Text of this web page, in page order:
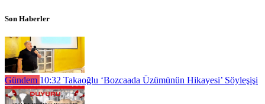
Son Haberler
Gündem 10:32 Takaoğlu ‘Bozcaada Üzümünün Hikayesi’ Söyleşişi